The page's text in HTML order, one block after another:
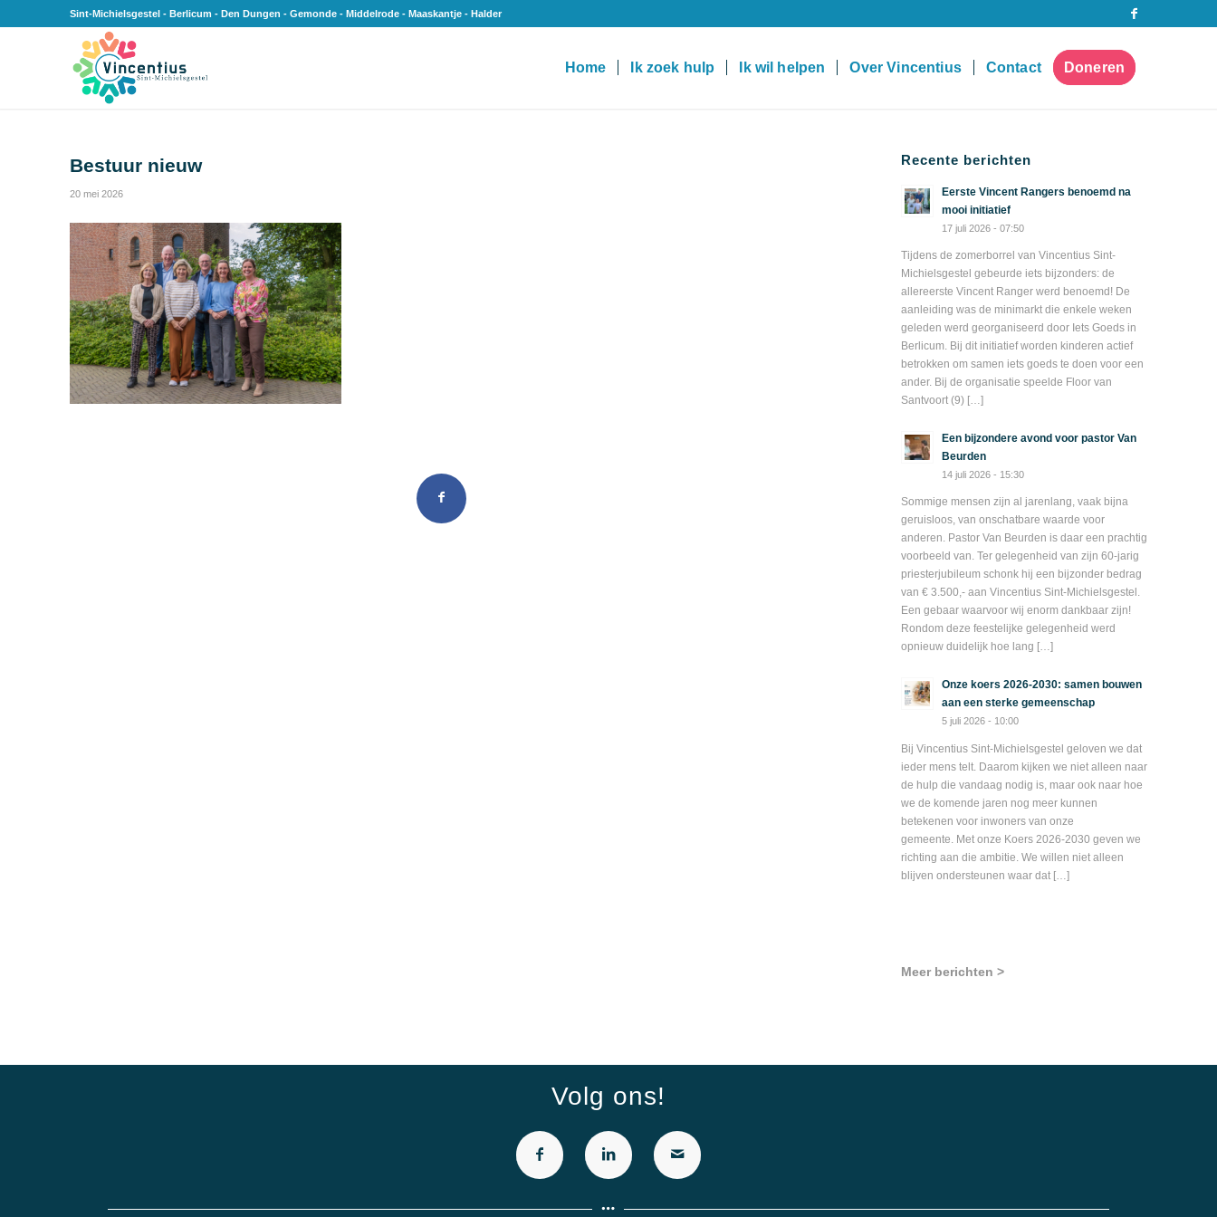
Sint-Michielsgestel - Berlicum - Den Dungen - Gemonde - Middelrode - Maaskantje - Halder
Home Ik zoek hulp Ik wil helpen Over Vincentius Contact Doneren
Bestuur nieuw
20 mei 2026
Recente berichten
Eerste Vincent Rangers benoemd na
mooi initiatief
17 juli 2026 - 07:50
Tijdens de zomerborrel van Vincentius Sint-
Michielsgestel gebeurde iets bijzonders: de
allereerste Vincent Ranger werd benoemd! De
aanleiding was de minimarkt die enkele weken
geleden werd georganiseerd door Iets Goeds in
Berlicum. Bij dit initiatief worden kinderen actief
betrokken om samen iets goeds te doen voor een
ander. Bij de organisatie speelde Floor van
Santvoort (9) […]
Een bijzondere avond voor pastor Van
Beurden
14 juli 2026 - 15:30
Sommige mensen zijn al jarenlang, vaak bijna
geruisloos, van onschatbare waarde voor
anderen. Pastor Van Beurden is daar een prachtig
voorbeeld van. Ter gelegenheid van zijn 60-jarig
priesterjubileum schonk hij een bijzonder bedrag
van € 3.500,- aan Vincentius Sint-Michielsgestel.
Een gebaar waarvoor wij enorm dankbaar zijn!
Rondom deze feestelijke gelegenheid werd
opnieuw duidelijk hoe lang […]
Onze koers 2026-2030: samen bouwen
aan een sterke gemeenschap
5 juli 2026 - 10:00
Bij Vincentius Sint-Michielsgestel geloven we dat
ieder mens telt. Daarom kijken we niet alleen naar
de hulp die vandaag nodig is, maar ook naar hoe
we de komende jaren nog meer kunnen
betekenen voor inwoners van onze
gemeente. Met onze Koers 2026-2030 geven we
richting aan die ambitie. We willen niet alleen
blijven ondersteunen waar dat […]
Meer berichten >
Volg ons!